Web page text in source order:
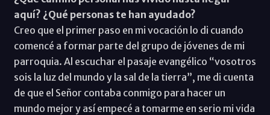
aquí? ¿Qué personas te han ayudado?
Creo que el primer paso en mi vocación lo di cuando
comencé a formar parte del grupo de jóvenes de mi
parroquia. Al escuchar el pasaje evangélico “vosotros
sois la luz del mundo y la sal de la tierra”, me di cuenta
de que el Señor contaba conmigo para hacer un
mundo mejor y así empecé a tomarme en serio mi vida